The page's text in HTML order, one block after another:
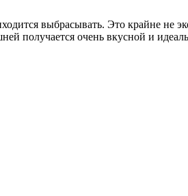
выбрасывать. Это крайне не
получается очень вкусной и